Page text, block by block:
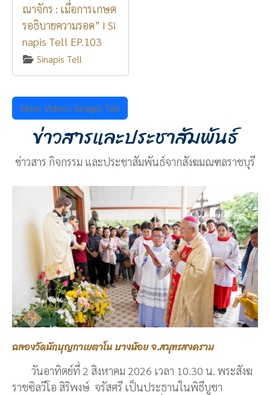
ณาจักร : เมื่อการเกษต
รอธิบายความรอด” I Si
napis Tell EP.103
Sinapis Tell
More Videos Sinapis Tell
ข่าวสารและประชาสัมพันธ์
ข่าวสาร กิจกรรม และประชาสัมพันธ์จากสังฆมณฑลราชบุรี
ฉลองวัดนักบุญกาเยตาโน บางน้อย จ.สมุทรสงคราม
วันอาทิตย์ที่ 2 สิงหาคม 2026 เวลา 10.30 น. พระสังฆ
ราชซิลวีโอ สิริพงษ์ จรัสศรี เป็นประธานในพิธีบูชา